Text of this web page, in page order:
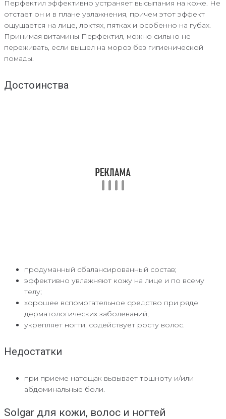
Перфектил эффективно устраняет высыпания на коже. Не
отстает он и в плане увлажнения, причем этот эффект
ощущается на лице, локтях, пятках и особенно на губах.
Принимая витамины Перфектил, можно сильно не
переживать, если вышел на мороз без гигиенической
помады.
Достоинства
продуманный сбалансированный состав;
эффективно увлажняют кожу на лице и по всему
телу;
хорошее вспомогательное средство при ряде
дерматологических заболеваний;
укрепляет ногти, содействует росту волос.
Недостатки
при приеме натощак вызывает тошноту и/или
абдоминальные боли.
Solgar для кожи, волос и ногтей